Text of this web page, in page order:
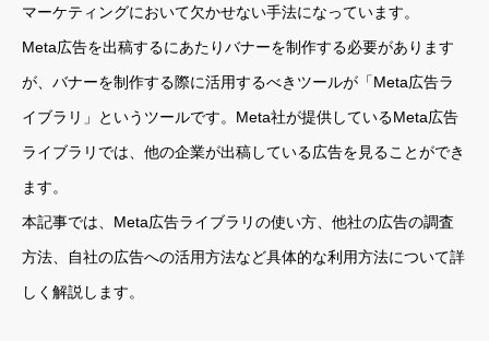
マーケティングにおいて欠かせない手法になっています。
Meta広告を出稿するにあたりバナーを制作する必要があります
が、バナーを制作する際に活用するべきツールが「Meta広告ラ
イブラリ」というツールです。Meta社が提供しているMeta広告
ライブラリでは、他の企業が出稿している広告を見ることができ
ます。
本記事では、Meta広告ライブラリの使い方、他社の広告の調査
方法、自社の広告への活用方法など具体的な利用方法について詳
しく解説します。